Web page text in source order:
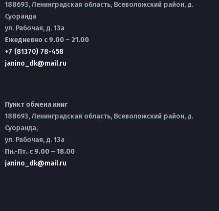
188693, Ленинградская область, Всеволожский район, д.
Суоранда
ул. Рабочая, д. 13а
Ежедневно с 9.00 – 21.00
+7 (81370) 78-458
janino_dk@mail.ru
Пункт обмена книг
188693, Ленинградская область, Всеволожский район, д.
Суоранда,
ул. Рабочая, д. 13а
Пн.-Пт. с 9.00 – 18.00
janino_dk@mail.ru